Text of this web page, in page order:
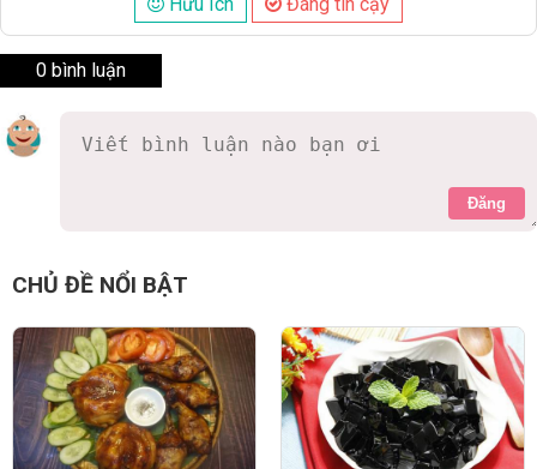
0 bình luận
Đăng
CHỦ ĐỀ NỔI BẬT